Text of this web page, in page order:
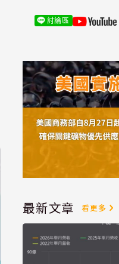
討論區
最新文章 看更多